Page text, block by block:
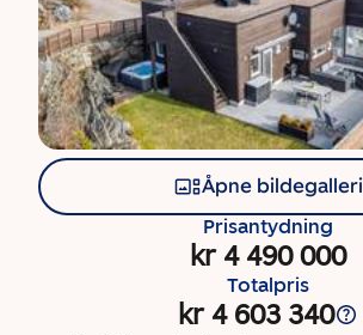
Åpne bildegalleri
Prisantydning
kr 4 490 000
Totalpris
kr 4 603 340